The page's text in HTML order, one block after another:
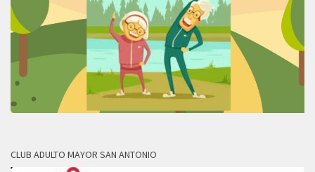
CLUB ADULTO MAYOR SAN ANTONIO